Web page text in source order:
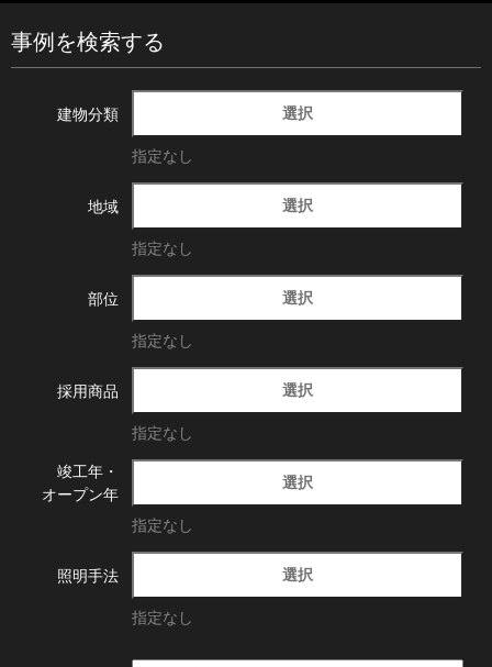
事例を検索する
建物分類 選択
指定なし
地域 選択
指定なし
部位 選択
指定なし
採用商品 選択
指定なし
竣工年・
オープン年
選択
指定なし
照明手法 選択
指定なし